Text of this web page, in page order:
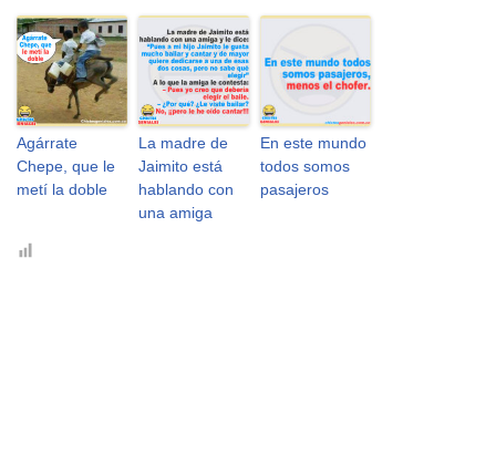
Agárrate
Chepe, que le
metí la doble
La madre de
Jaimito está
hablando con
una amiga
En este mundo
todos somos
pasajeros